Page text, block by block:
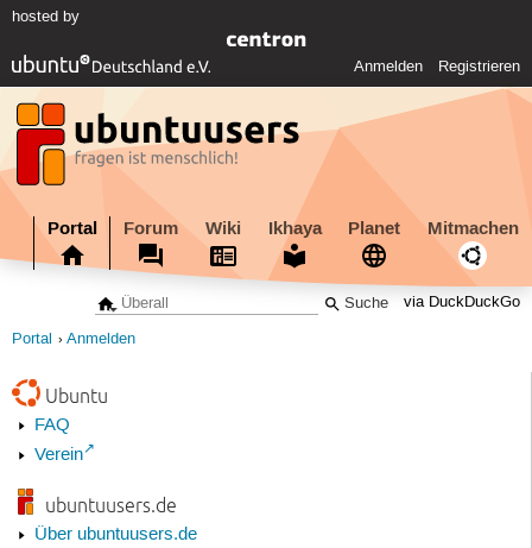
hosted by
Anmelden Registrieren
Portal Forum Wiki Ikhaya Planet Mitmachen
via DuckDuckGo
Portal Anmelden
Ubuntu
FAQ
Verein
ubuntuusers.de
Über ubuntuusers.de